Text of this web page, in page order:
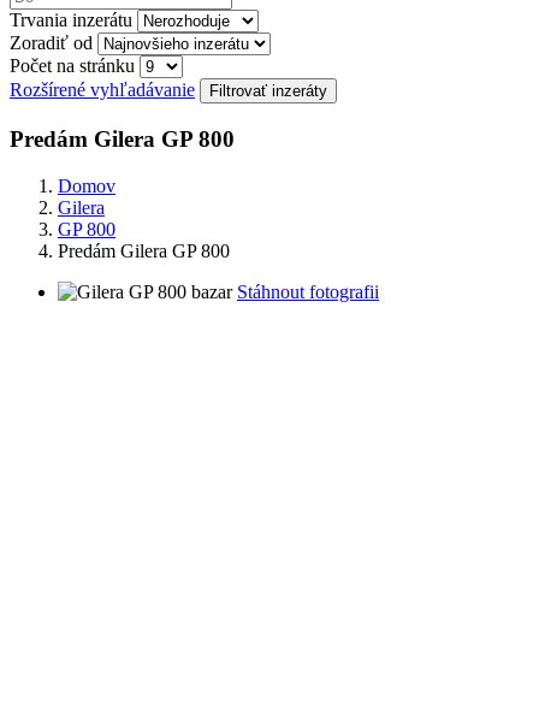
Trvania inzerátu
Zoradiť od
Počet na stránku
Rozšírené vyhľadávanie
Predám Gilera GP 800
Domov
Gilera
GP 800
Predám Gilera GP 800
Stáhnout fotografii